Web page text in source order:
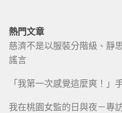
熱門文章
慈濟不是以服裝分階級、靜
謠言
「我第一次感覺這麼爽！」
我在桃園女監的日與夜－專